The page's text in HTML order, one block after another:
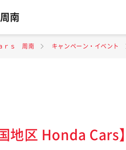
南
ｒｓ 周南 キャンペーン・イベント
国地区 Honda